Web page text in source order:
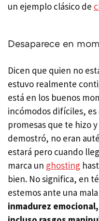
un ejemplo clásico de
Desaparece en
Dicen que quien no
estuvo realmente
está en los buenos
incómodos difíciles,
promesas que te hizo
demostró, no eran
estará pero cuando
marca un ghosting
bien. No significa, en
estemos ante una
inmadurez